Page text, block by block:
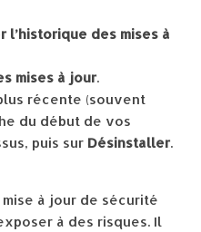
l’historique des mises à
mises à jour.
récente (souvent
du début de vos
puis sur Désinstaller.
à jour de sécurité
à des risques. Il